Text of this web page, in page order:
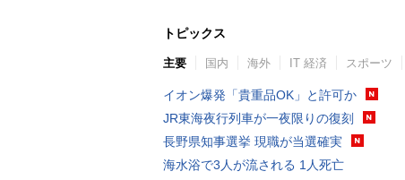
トピックス
主要 国内 海外 IT 経済 スポーツ
イオン爆発「貴重品OK」と許可か
JR東海夜行列車が一夜限りの復刻
長野県知事選挙 現職が当選確実
海水浴で3人が流される 1人死亡